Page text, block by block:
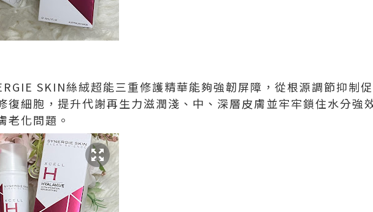
SKIN絲絨超能三重修護精華能夠強韌屏障，從根源調節抑制
復細胞，提升代謝再生力滋潤淺、中、深層皮膚並牢牢鎖住水分強
老化問題。